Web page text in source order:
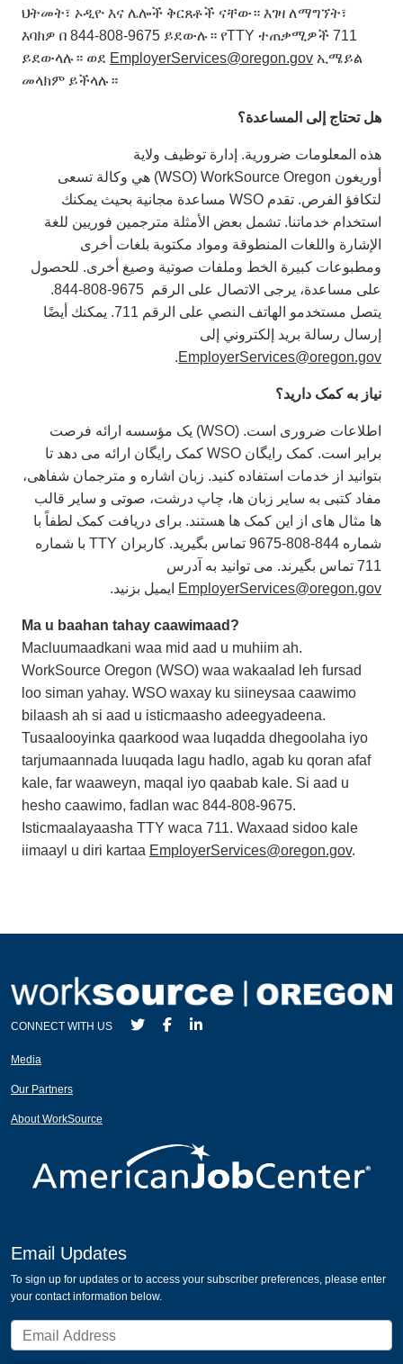
ህትመት፣ ኦዲዮ እና ሌሎች ቅርጸቶች ናቸው። እገዛ ለማግኘት፣
እባክዎ በ 844-808-9675 ይደውሉ። የTTY ተጠቃሚዎች 711
ይደውላሉ። ወደ EmployerServices@oregon.gov ኢሜይል
መላክም ይችላሉ።
هل تحتاج إلى المساعدة؟
هذه المعلومات ضرورية. إدارة توظيف ولاية
أوريغون WorkSource Oregon ‏(WSO) هي وكالة تسعى
لتكافؤ الفرص. تقدم WSO‎ مساعدة مجانية بحيث يمكنك
استخدام خدماتنا. تشمل بعض الأمثلة مترجمين فوريين للغة
الإشارة واللغات المنطوقة ومواد مكتوبة بلغات أخرى
ومطبوعات كبيرة الخط وملفات صوتية وصيغ أخرى. للحصول
على مساعدة، يرجى الاتصال على الرقم ‏ 844-808-9675.
يتصل مستخدمو الهاتف النصي على الرقم 711. يمكنك أيضًا
إرسال رسالة بريد إلكتروني إلى
EmployerServices@oregon.gov
.
نیاز به کمک دارید؟
اطلاعات ضروری است. (WSO) یک مؤسسه ارائه فرصت
برابر است. کمک رایگان WSO کمک رایگان ارائه می دهد تا
بتوانید از خدمات استفاده کنید. زبان اشاره و مترجمان شفاهی،
مفاد کتبی به سایر زبان ها، چاپ درشت، صوتی و سایر قالب
ها مثال های از این کمک ها هستند. برای دریافت کمک لطفاً با
شماره 844-808-9675 تماس بگیرید. کاربران TTY با شماره
711 تماس بگیرند. می توانید به آدرس
EmployerServices@oregon.gov
ایمیل بزنید.
Ma u baahan tahay caawimaad?
Macluumaadkani waa mid aad u muhiim ah.
WorkSource Oregon (WSO) waa wakaalad leh fursad
loo siman yahay. WSO waxay ku siineysaa caawimo
bilaash ah si aad u isticmaasho adeegyadeena.
Tusaalooyinka qaarkood waa luqadda dhegoolaha iyo
tarjumaannada luuqada lagu hadlo, agab ku qoran afaf
kale, far waaweyn, maqal iyo qaabab kale. Si aad u
hesho caawimo, fadlan wac 844-808-9675.
Isticmaalayaasha TTY waca 711. Waxaad sidoo kale
iimaayl u diri kartaa EmployerServices@oregon.gov.
CONNECT WITH US
Media
Our Partners
About WorkSource
Email Updates
To sign up for updates or to access your subscriber preferences, please enter
your contact information below.